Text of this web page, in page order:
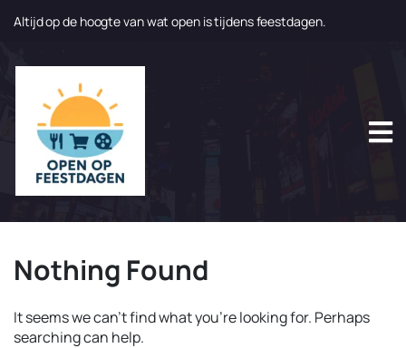
Altijd op de hoogte van wat open is tijdens feestdagen.
Nothing Found
It seems we can’t find what you’re looking for. Perhaps
searching can help.